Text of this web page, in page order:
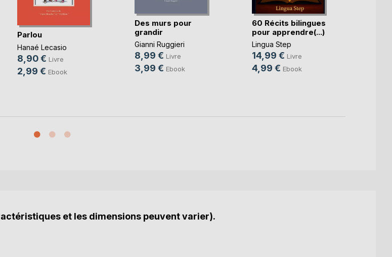
Parlou
Hanaé Lecasio
8,90 € Livre
2,99 € Ebook
Des murs pour
grandir
Gianni Ruggieri
8,99 € Livre
3,99 € Ebook
60 Récits bilingues
pour apprendre(...)
Lingua Step
14,99 € Livre
4,99 € Ebook
et les dimensions peuvent varier).